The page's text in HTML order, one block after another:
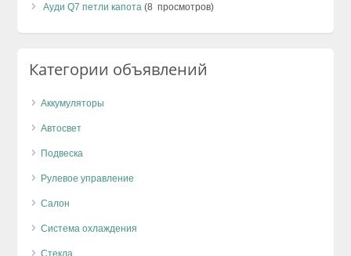
Ауди Q7 петли капота (8 просмотров)
Категории объявлений
Аккумуляторы
Автосвет
Подвеска
Рулевое управление
Салон
Система охлаждения
Стекла